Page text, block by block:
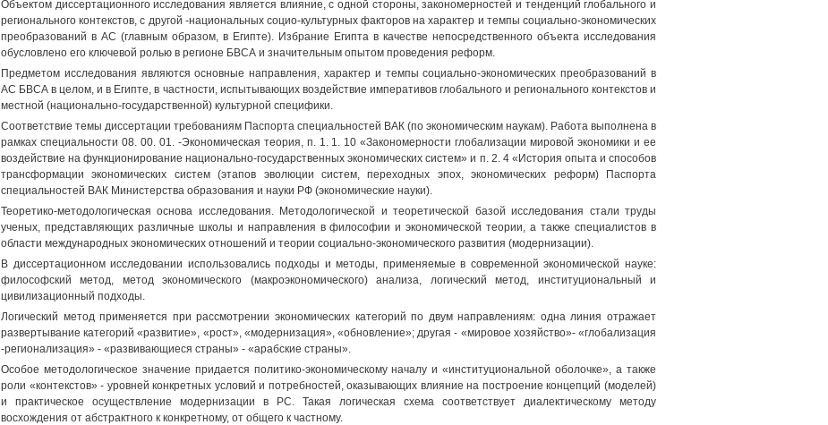
Объектом диссертационного исследования является влияние, с одной стороны, закономерностей и тенденций глобального и
регионального контекстов, с другой -национальных социо-культурных факторов на характер и темпы социально-экономических
преобразований в АС (главным образом, в Египте). Избрание Египта в качестве непосредственного объекта исследования
обусловлено его ключевой ролью в регионе БВСА и значительным опытом проведения реформ.
Предметом исследования являются основные направления, характер и темпы социально-экономических преобразований в
АС БВСА в целом, и в Египте, в частности, испытывающих воздействие императивов глобального и регионального контекстов и
местной (национально-государственной) культурной специфики.
Соответствие темы диссертации требованиям Паспорта специальностей ВАК (по экономическим наукам). Работа выполнена в
рамках специальности 08. 00. 01. -Экономическая теория, п. 1. 1. 10 «Закономерности глобализации мировой экономики и ее
воздействие на функционирование национально-государственных экономических систем» и п. 2. 4 «История опыта и способов
трансформации экономических систем (этапов эволюции систем, переходных эпох, экономических реформ) Паспорта
специальностей ВАК Министерства образования и науки РФ (экономические науки).
Теоретико-методологическая основа исследования. Методологической и теоретической базой исследования стали труды
ученых, представляющих различные школы и направления в философии и экономической теории, а также специалистов в
области международных экономических отношений и теории социально-экономического развития (модернизации).
В диссертационном исследовании использовались подходы и методы, применяемые в современной экономической науке:
философский метод, метод экономического (макроэкономического) анализа, логический метод, институциональный и
цивилизационный подходы.
Логический метод применяется при рассмотрении экономических категорий по двум направлениям: одна линия отражает
развертывание категорий «развитие», «рост», «модернизация», «обновление»; другая - «мировое хозяйство»- «глобализация
-регионализация» - «развивающиеся страны» - «арабские страны».
Особое методологическое значение придается политико-экономическому началу и «институциональной оболочке», а также
роли «контекстов» - уровней конкретных условий и потребностей, оказывающих влияние на построение концепций (моделей)
и практическое осуществление модернизации в РС. Такая логическая схема соответствует диалектическому методу
восхождения от абстрактного к конкретному, от общего к частному.